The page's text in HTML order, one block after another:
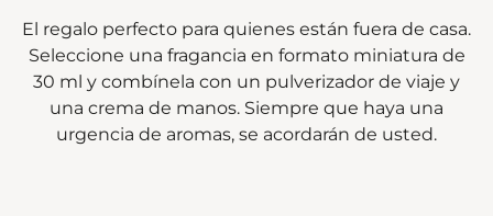
El regalo perfecto para quienes están fuera de casa.
Seleccione una fragancia en formato miniatura de
30 ml y combínela con un pulverizador de viaje y
una crema de manos. Siempre que haya una
urgencia de aromas, se acordarán de usted.